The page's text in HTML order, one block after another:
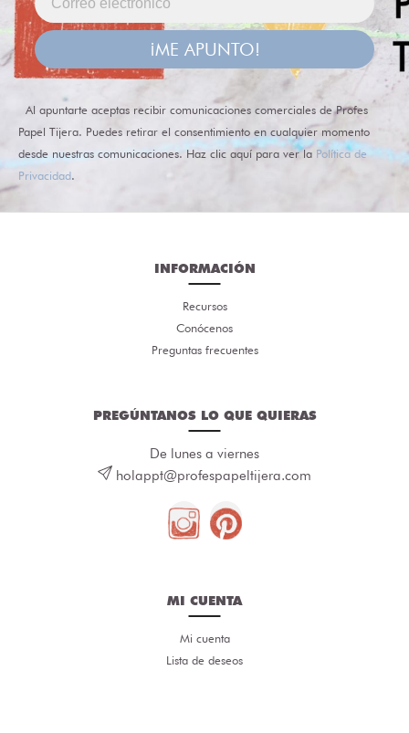
¡ME APUNTO!
Al apuntarte aceptas recibir comunicaciones comerciales de Profes
Papel Tijera. Puedes retirar el consentimiento en cualquier momento
desde nuestras comunicaciones. Haz clic aquí para ver la Política de
Privacidad.
INFORMACIÓN
Recursos
Conócenos
Preguntas frecuentes
PREGÚNTANOS LO QUE QUIERAS
De lunes a viernes
holappt@profespapeltijera.com
MI CUENTA
Mi cuenta
Lista de deseos